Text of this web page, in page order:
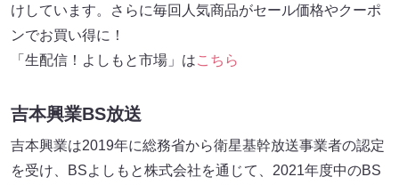
けしています。さらに毎回人気商品がセール価格やクーポ
ンでお買い得に！
「生配信！よしもと市場」はこちら
吉本興業BS放送
吉本興業は2019年に総務省から衛星基幹放送事業者の認定
を受け、BSよしもと株式会社を通じて、2021年度中のBS